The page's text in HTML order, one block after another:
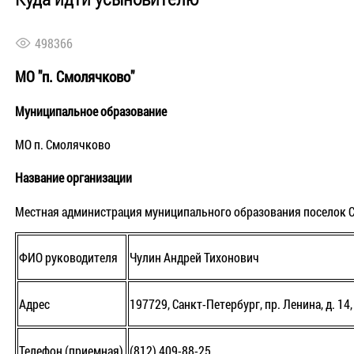
498366
МО "п. Смолячково"
Муниципальное образование
МО п. Смолячково
Название организации
Местная администрация муниципального образования поселок
ФИО руководителя Чулин Андрей Тихонович
Адрес 197729, Санкт-Петербург, пр. Ленина, д.
Телефон (приемная) (812) 409-88-25